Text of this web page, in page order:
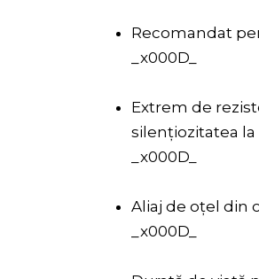
Recomandat
_x000D_
Extrem de
silențiozitatea
_x000D_
Aliaj de oțel din
_x000D_